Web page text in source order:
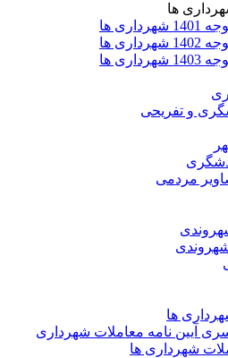
ها
ها
ها
ها
و تفریحی
مردمی
ها
آیین نامه معاملات شهرداری
شهرداری ها